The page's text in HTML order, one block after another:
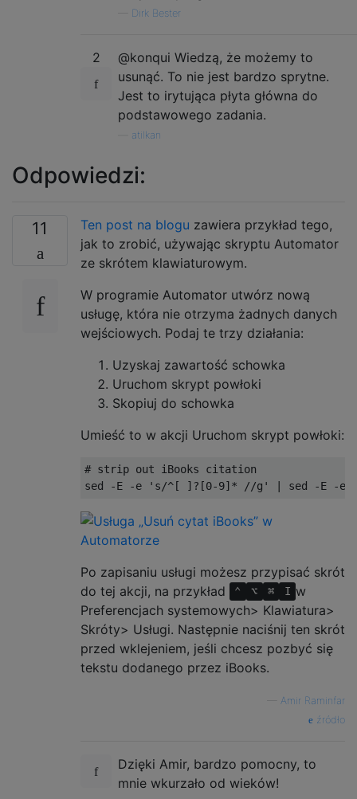
Dirk Bester
2
@konqui Wiedzą, że możemy to
usunąć. To nie jest bardzo sprytne.
Jest to irytująca płyta główna do
podstawowego zadania.
atilkan
Odpowiedzi:
11 Ten post na blogu zawiera przykład tego,
jak to zrobić, używając skryptu Automator
ze skrótem klawiaturowym.
W programie Automator utwórz nową
usługę, która nie otrzyma żadnych danych
wejściowych. Podaj te trzy działania:
Uzyskaj zawartość schowka
Uruchom skrypt powłoki
Skopiuj do schowka
Umieść to w akcji Uruchom skrypt powłoki:
# strip out iBooks citation
Po zapisaniu usługi możesz przypisać skrót
do tej akcji, na przykład
⌃ ⌥ ⌘ I w
Preferencjach systemowych> Klawiatura>
Skróty> Usługi. Następnie naciśnij ten skrót
przed wklejeniem, jeśli chcesz pozbyć się
tekstu dodanego przez iBooks.
Amir Raminfar
źródło
Dzięki Amir, bardzo pomocny, to
mnie wkurzało od wieków!